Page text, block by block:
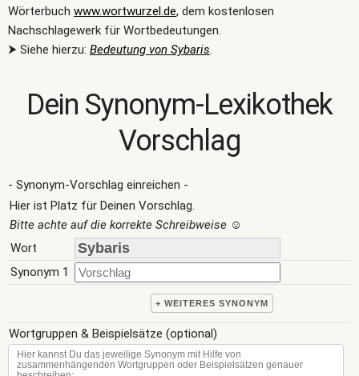
Wörterbuch www.wortwurzel.de, dem kostenlosen
Nachschlagewerk für Wortbedeutungen.
⮞ Siehe hierzu: Bedeutung von Sybaris.
Dein Synonym-Lexikothek
Vorschlag
- Synonym-Vorschlag einreichen -
Hier ist Platz für Deinen Vorschlag.
Bitte achte auf die korrekte Schreibweise ☺
Wort
Synonym 1
+ WEITERES SYNONYM
Wortgruppen & Beispielsätze (optional)